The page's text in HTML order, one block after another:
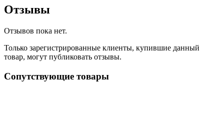
Отзывы
Отзывов пока нет.
Только зарегистрированные клиенты, купившие данный
товар, могут публиковать отзывы.
Сопутствующие товары